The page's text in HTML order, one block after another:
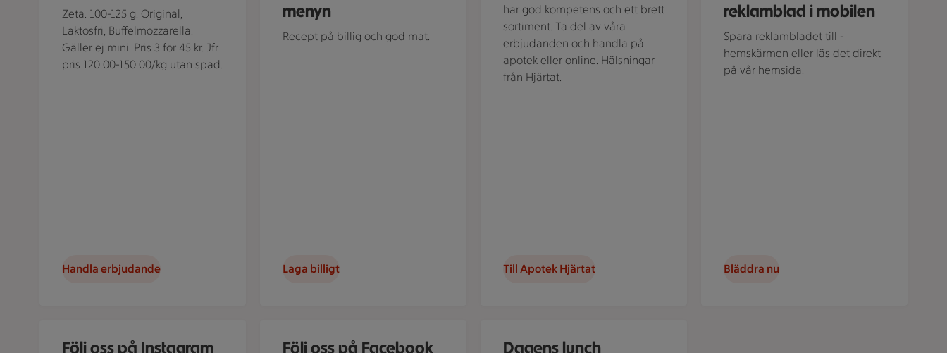
Zeta. 100-125 g. Original,
Laktosfri, Buffelmozzarella.
Gäller ej mini. Pris 3 för 45 kr. Jfr
pris 120:00-150:00/kg utan spad.
Handla erbjudande
menyn
Recept på billig och god mat.
Laga billigt
har god kompetens och ett brett
sortiment. Ta del av våra
erbjudanden och handla på
apotek eller online. Hälsningar
från Hjärtat.
Till Apotek Hjärtat
reklamblad i mobilen
Spara reklambladet till ­
hemskärmen eller läs det direkt
på vår hemsida.
Bläddra nu
Följ oss på Instagram Följ oss på Facebook Dagens lunch